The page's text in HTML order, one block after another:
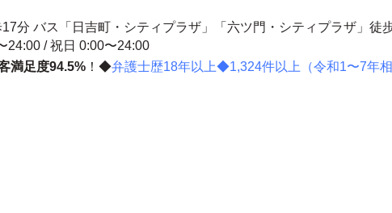
分 バス「日吉町・シティプラザ」「六ツ門・シティプラザ」徒
24:00 / 祝日 0:00〜24:00
満足度94.5% ！◆弁護士歴18年以上◆1,324件以上（令和1〜7年